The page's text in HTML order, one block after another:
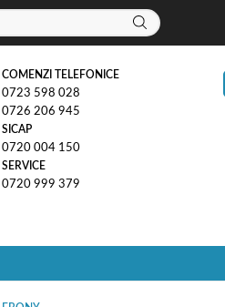
COMENZI TELEFONICE
0723 598 028
0726 206 945
SICAP
0720 004 150
SERVICE
0720 999 379